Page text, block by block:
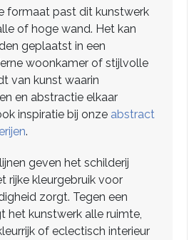
formaat past dit kunstwerk
of hoge wand. Het kan
geplaatst in een
woonkamer of stijlvolle
van kunst waarin
en abstractie elkaar
inspiratie bij onze abstract
.
geven het schilderij
rijke kleurgebruik voor
zorgt. Tegen een
het kunstwerk alle ruimte,
of eclectisch interieur